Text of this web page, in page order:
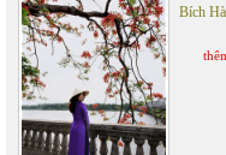
Bích Hà